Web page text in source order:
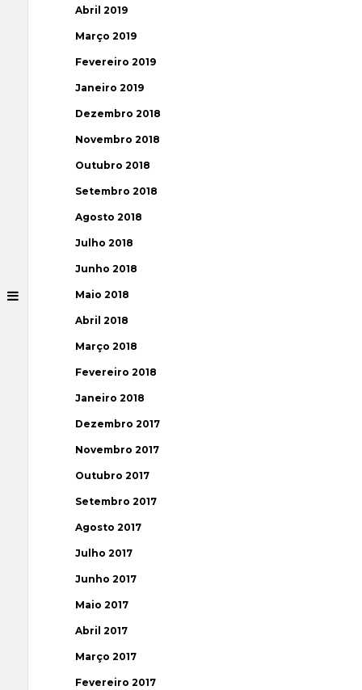
Abril 2019
Março 2019
Fevereiro 2019
Janeiro 2019
Dezembro 2018
Novembro 2018
Outubro 2018
Setembro 2018
Agosto 2018
Julho 2018
Junho 2018
Maio 2018
Abril 2018
Março 2018
Fevereiro 2018
Janeiro 2018
Dezembro 2017
Novembro 2017
Outubro 2017
Setembro 2017
Agosto 2017
Julho 2017
Junho 2017
Maio 2017
Abril 2017
Março 2017
Fevereiro 2017